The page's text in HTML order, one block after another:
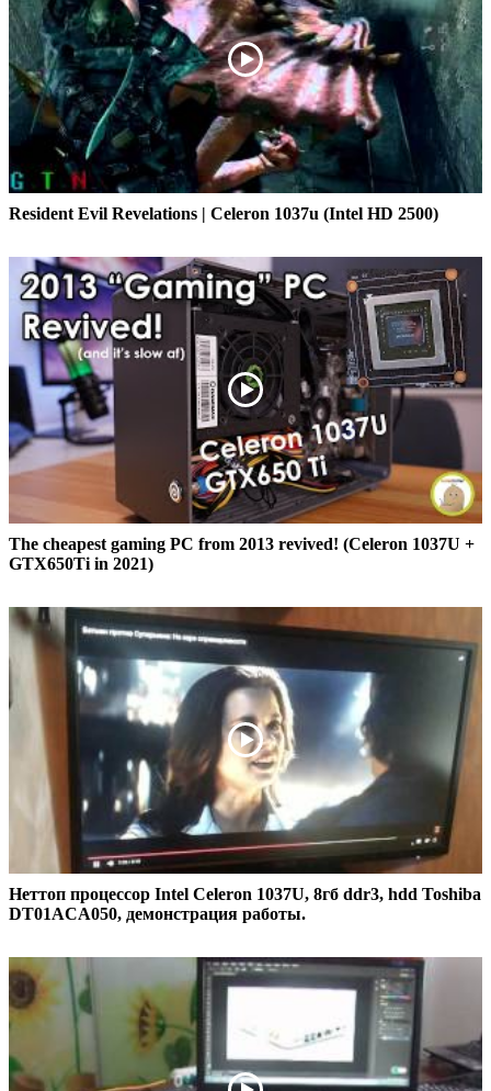
Resident Evil Revelations | Celeron 1037u (Intel HD 2500)
The cheapest gaming PC from 2013 revived! (Celeron 1037U +
GTX650Ti in 2021)
Неттоп процессор Intel Celeron 1037U, 8гб ddr3, hdd Toshiba
DT01ACA050, демонстрация работы.